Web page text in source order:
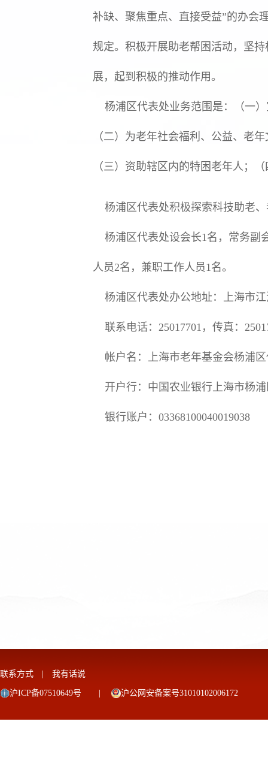
补缺、聚焦重点、直接受益”的办会
规定。积极开展助老帮困活动，坚
展，起到积极的推动作用。
杨浦区代表处业务范围是：（一
（二）为老年社会福利、公益、老
（三）资助辖区内的特困老年人；
杨浦区代表处积极探索科技助老
杨浦区代表处设会长1名，常务副
人员2名，兼职工作人员1名。
杨浦区代表处办公地址：上海市江
联系电话：25017701，传真：
帐户名：上海市老年基金会杨浦区
开户行：中国农业银行上海市杨浦
银行账户：03368100040019038
联系方式 我有话说
沪ICP备07510649号 沪公网安备案号31010102006172